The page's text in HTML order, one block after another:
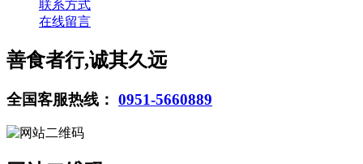
联系方式
在线留言
善食者行,诚其久远
全国客服热线： 0951-5660889